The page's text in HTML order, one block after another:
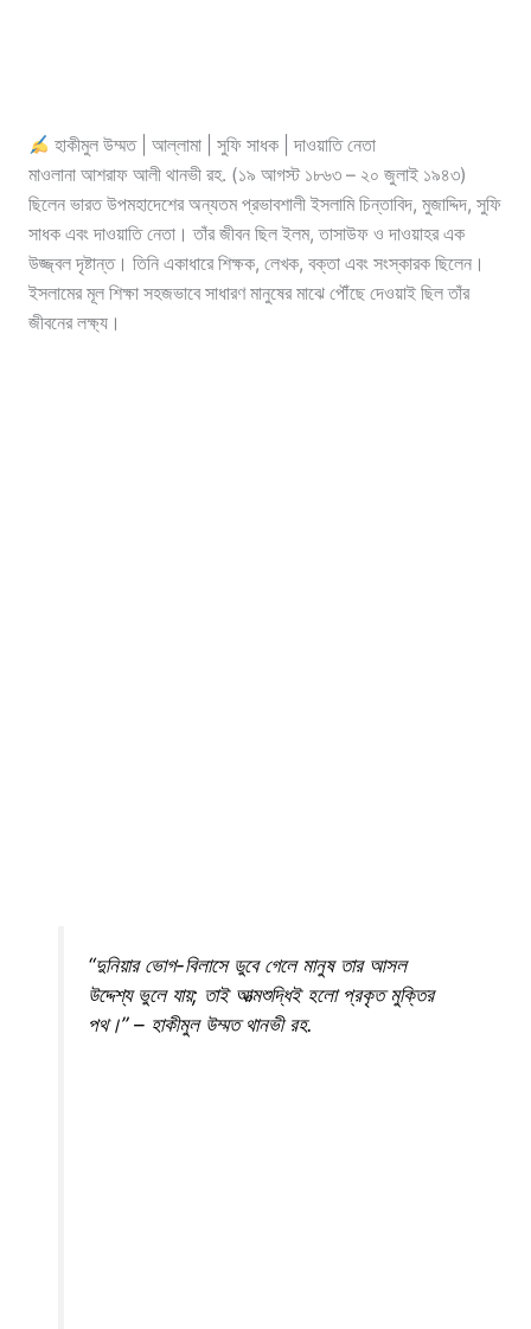
হাকীমুল উম্মত | আল্লামা | সুফি সাধক | দাওয়াতি নেতা
মাওলানা আশরাফ আলী থানভী রহ. (১৯ আগস্ট ১৮৬৩ – ২০ জুলাই ১৯৪৩)
ছিলেন ভারত উপমহাদেশের অন্যতম প্রভাবশালী ইসলামি চিন্তাবিদ, মুজাদ্দিদ, সুফি
সাধক এবং দাওয়াতি নেতা। তাঁর জীবন ছিল ইলম, তাসাউফ ও দাওয়াহর এক
উজ্জ্বল দৃষ্টান্ত। তিনি একাধারে শিক্ষক, লেখক, বক্তা এবং সংস্কারক ছিলেন।
ইসলামের মূল শিক্ষা সহজভাবে সাধারণ মানুষের মাঝে পৌঁছে দেওয়াই ছিল তাঁর
জীবনের লক্ষ্য।
“দুনিয়ার ভোগ-বিলাসে ডুবে গেলে মানুষ তার আসল
উদ্দেশ্য ভুলে যায়; তাই আত্মশুদ্ধিই হলো প্রকৃত মুক্তির
পথ।” – হাকীমুল উম্মত থানভী রহ.